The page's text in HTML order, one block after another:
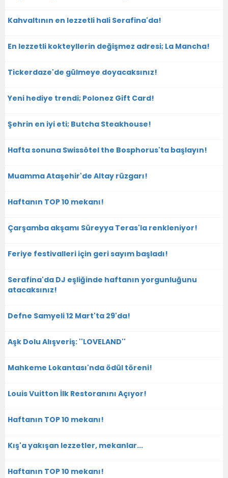
Kahvaltının en lezzetli hali Serafina'da!
En lezzetli kokteyllerin değişmez adresi; La Mancha!
Tickerdaze'de gülmeye doyacaksınız!
Yeni hediye trendi; Polonez Gift Card!
Şehrin en iyi eti; Butcha Steakhouse!
Hafta sonuna Swissôtel the Bosphorus'ta başlayın!
Muamma Ataşehir'de Altay rüzgarı!
Haftanın TOP 10 mekanı!
Çarşamba akşamı Süreyya Teras'la renkleniyor!
Feriye festivalleri için geri sayım başladı!
Serafina'da DJ eşliğinde haftanın yorgunluğunu
atacaksınız!
Defne Samyeli 12 Mart'ta 29'da!
Aşk Dolu Alışveriş: ''LOVELAND''
Mahkeme Lokantası'nda ödül töreni!
Louis Vuitton İlk Restoranını Açıyor!
Haftanın TOP 10 mekanı!
Kış'a yakışan lezzetler, mekanlar...
Haftanın TOP 10 mekanı!